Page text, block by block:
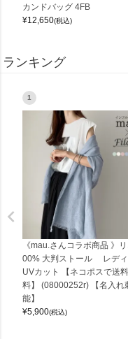
カンドバッグ 4FB
¥12,650(税込)
ランキング
1
《mau.さんコラボ商品 》
00% 大判ストール レディ
UVカット 【ネコポスで送
料】 (08000252r) 【名入れ
能】
¥5,900(税込)